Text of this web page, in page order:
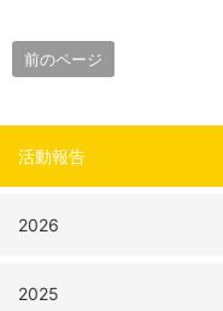
前のページ
活動報告
2026
2025